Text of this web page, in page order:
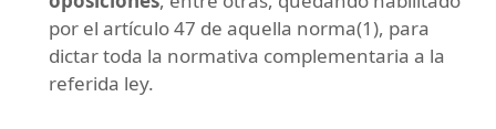
por el artículo 47 de aquella norma(1), para
dictar toda la normativa complementaria a la
referida ley.